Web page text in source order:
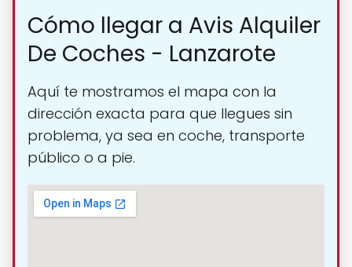
Cómo llegar a Avis Alquiler
De Coches - Lanzarote
Aquí te mostramos el mapa con la
dirección exacta para que llegues sin
problema, ya sea en coche, transporte
público o a pie.